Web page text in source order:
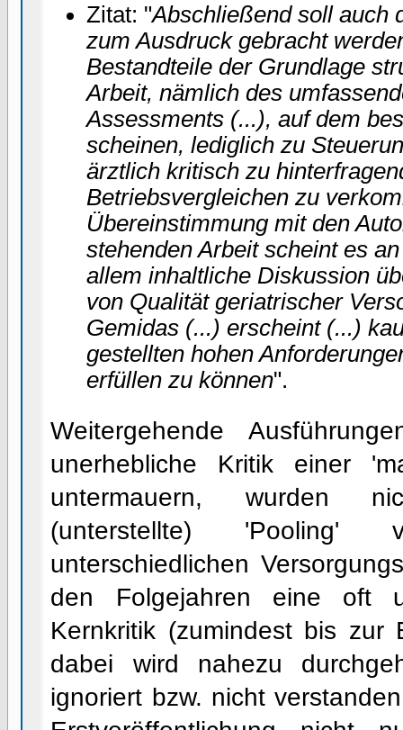
Zitat: "Abschließend soll auch
zum Ausdruck gebracht
Bestandteile der Grundlage
Arbeit, nämlich des
Assessments (...), auf dem
scheinen, lediglich zu
ärztlich kritisch zu
Betriebsvergleichen zu
Übereinstimmung mit den
stehenden Arbeit scheint es
allem inhaltliche Diskussion
von Qualität geriatrischer
Gemidas (...) erscheint (...)
gestellten hohen
erfüllen zu können".
Weitergehende
unerhebliche Kritik einer
untermauern, wurden
(unterstellte)
unterschiedlichen
den Folgejahren eine oft
Kernkritik (zumindest bis zur
dabei wird nahezu
ignoriert bzw. nicht